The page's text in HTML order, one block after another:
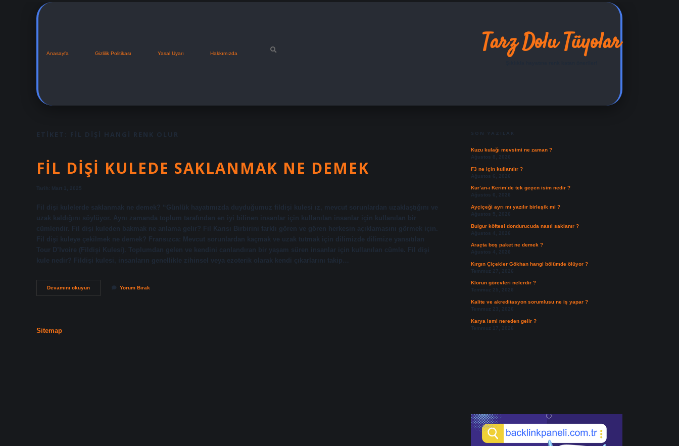
Anasayfa Gizlilik Politikası Yasal Uyarı Hakkımızda Tarz Dolu Tüyolar
ETIKET: FIL DIŞI HANGI RENK OLUR
FIL DIŞI KULEDE SAKLANMAK NE DEMEK
Tarih: Mart 1, 2025
Fil dişi kulelerde saklanmak ne demek? “Günlük hayatımızda duyduğumuz fildişi kulesi ız, mevcut sorunlardan uzaklaştığını ve
uzak kaldığını söylüyor. Aynı zamanda toplum tarafından en iyi bilinen insanlar için kullanılan insanlar için kullanılan bir
cümlendir. Fil dişi kuleden bakmak ne anlama gelir? Fil Karısı Birbirini farklı gören ve gören herkesin açıklamasını görmek için.
Fil dişi kuleye çekilmek ne demek? Fransızca: Mevcut sorunlardan kaçmak ve uzak tutmak için dilimizde dilimize yansıtılan
Tour D’Ivoire (Fildişi Kulesi). Toplumdan gelen ve kendini canlandıran bir yaşam süren insanlar için kullanılan cümle. Fil dişi
kule nedir? Fildişi kulesi, insanların genellikle zihinsel veya ezoterik olarak kendi çıkarlarını takip…
Devamını okuyunFil
Dişi
Yorum Bırak
Sitemap
SON YAZILAR
Kuzu kulağı mevsimi ne zaman ?
Ağustos 8, 2026
F3 ne için kullanılır ?
Ağustos 6, 2026
Kur’an-ı Kerim’de tek geçen isim nedir ?
Ağustos 6, 2026
Ayçiçeği ayrı mı yazılır birleşik mi ?
Ağustos 5, 2026
Bulgur köftesi dondurucuda nasıl saklanır ?
Ağustos 4, 2026
Araçta boş paket ne demek ?
Ağustos 4, 2026
Kırgın Çiçekler Gökhan hangi bölümde ölüyor ?
Temmuz 27, 2026
Klorun görevleri nelerdir ?
Temmuz 25, 2026
Kalite ve akreditasyon sorumlusu ne iş yapar ?
Temmuz 23, 2026
Karya ismi nereden gelir ?
Temmuz 17, 2026